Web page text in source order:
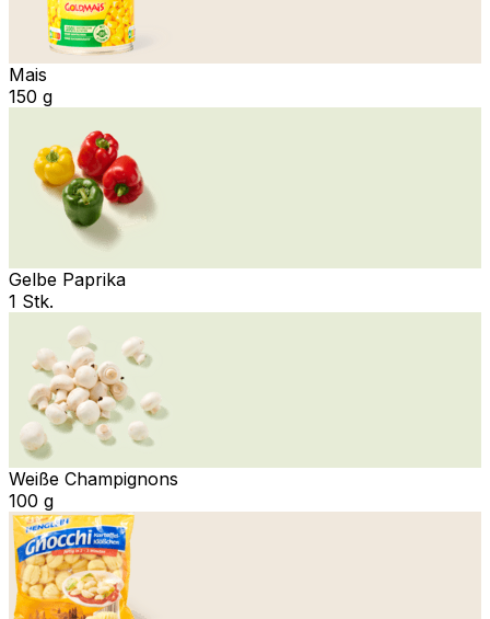
Mais
150 g
Gelbe Paprika
1 Stk.
Weiße Champignons
100 g